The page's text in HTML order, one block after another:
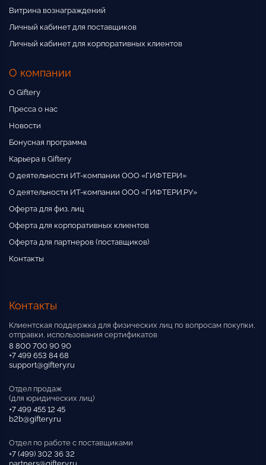
Витрина вознаграждений
Личный кабинет для поставщиков
Личный кабинет для корпоративных клиентов
О компании
О Giftery
Пресса о нас
Новости
Бонусная программа
Карьера в Giftery
О деятельности ИТ-компании ООО «ГИФТЕРИ»
О деятельности ИТ-компании ООО «ГИФТЕРИ.РУ»
Оферта для физ. лиц
Оферта для корпоративных клиентов
Оферта для партнеров (поставщиков)
Контакты
Контакты
Клиентская поддержка для физических лиц по вопросам покупки,
отправки, использования сертификатов
8 800 700 90 90
+7 499 653 84 68
support@giftery.ru
Отдел продаж
(для юридических лиц)
+7 499 455 12 45
b2b@giftery.ru
Отдел по работе с поставщиками
+7 (499) 302 36 32